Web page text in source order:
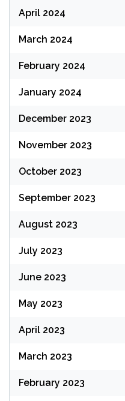
April 2024
March 2024
February 2024
January 2024
December 2023
November 2023
October 2023
September 2023
August 2023
July 2023
June 2023
May 2023
April 2023
March 2023
February 2023